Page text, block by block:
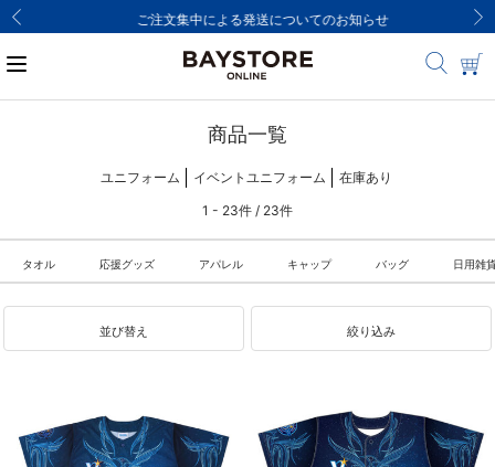
ご注文集中による発送についてのお知らせ
商品一覧
ユニフォーム イベントユニフォーム
在庫あり
1 - 23件 / 23件
タオル 応援グッズ アパレル キャップ バッグ 日用雑
並び替え 絞り込み